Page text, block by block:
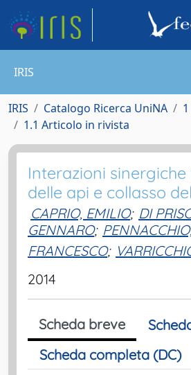
IRIS
IRIS Catalogo Ricerca UniNA
1.1 Articolo in rivista
Interazioni
delle api e collasso
CAPRIO, EMILIO; DI
GENNARO;
FRANCESCO;
2014
Scheda breve
Scheda completa (DC)